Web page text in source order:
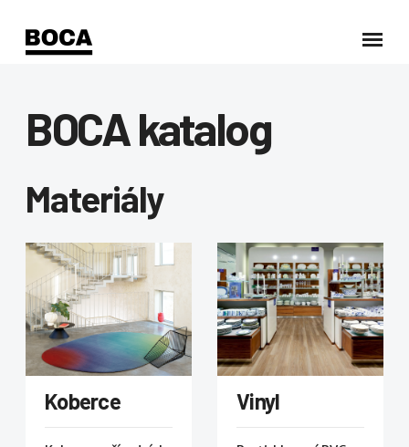
BOCA katalog
Materiály
Koberce Vinyl